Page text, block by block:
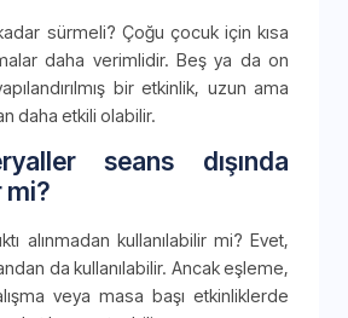
sürmeli? Çoğu çocuk için kısa
daha verimlidir. Beş ya da on
bir etkinlik, uzun ama
daha etkili olabilir.
seans dışında
mi?
alınmadan kullanılabilir mi? Evet,
da kullanılabilir. Ancak eşleme,
veya masa başı etkinliklerde